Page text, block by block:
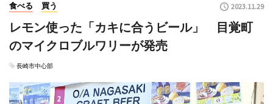
食べる 買う 2023.11.29
レモン使った「カキに合うビール」 目覚町
のマイクロブルワリーが発売
長崎市中心部